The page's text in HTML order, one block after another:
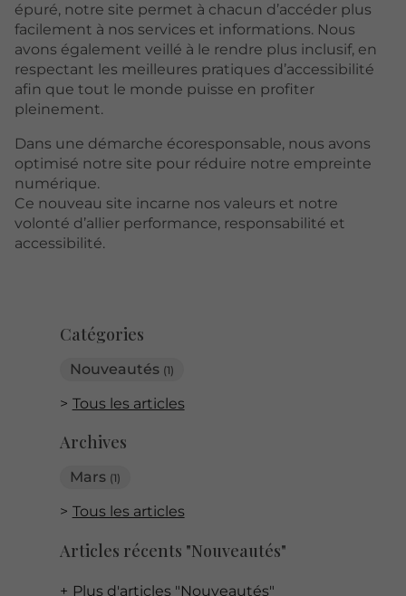
Catégories
Nouveautés (1)
Tous les articles
Archives
Mars (1)
Tous les articles
Articles récents "Nouveautés"
Plus d'articles "Nouveautés"
épuré, notre site permet à chacun d’accéder plus
facilement à nos services et informations. Nous
avons également veillé à le rendre plus inclusif, en
respectant les meilleures pratiques d’accessibilité
afin que tout le monde puisse en profiter
pleinement.
Dans une démarche écoresponsable, nous avons
optimisé notre site pour réduire notre empreinte
numérique.
Ce nouveau site incarne nos valeurs et notre
volonté d’allier performance, responsabilité et
accessibilité.